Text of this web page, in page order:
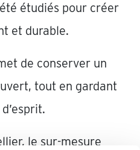
étudiés pour créer
et durable.
de conserver un
tout en gardant
le sur-mesure